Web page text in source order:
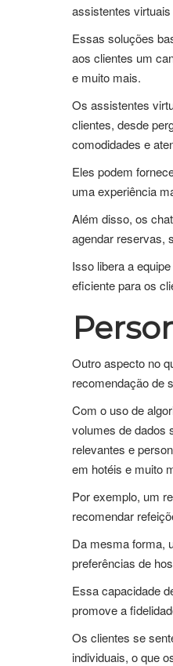
assistentes
Essas soluções
aos clientes um
e muito mais.
Os assistentes
clientes, desde
comodidades e
Eles podem
uma experiência
Além disso, os
agendar reservas,
Isso libera a
eficiente para os
Outro aspecto no
recomendação de
Com o uso de
volumes de dados
relevantes e
em hotéis e muito
Por exemplo, um
recomendar
Da mesma forma,
preferências de
Essa capacidade
promove a
Os clientes se
individuais, o que